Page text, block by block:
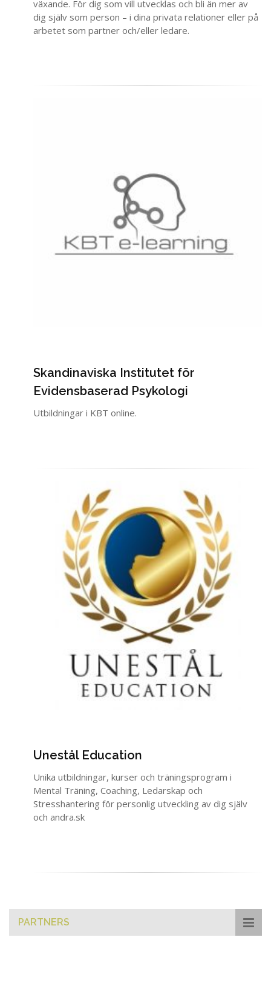
växande. För dig som vill utvecklas och bli än mer av
dig själv som person – i dina privata relationer eller på
arbetet som partner och/eller ledare.
Skandinaviska Institutet för
Evidensbaserad Psykologi
Utbildningar i KBT online.
Unestål Education
Unika utbildningar, kurser och träningsprogram i
Mental Träning, Coaching, Ledarskap och
Stresshantering för personlig utveckling av dig själv
och andra.sk
PARTNERS